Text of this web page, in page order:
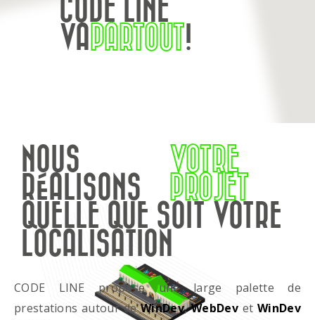
CODE LINE
VAPARTOUT!
NOUS
RÉALISONS
VOTRE
PROJET
QUELLE QUE SOIT VOTRE
LOCALISATION
CODE LINE propose une large palette de
prestations autour deWinDev,WebDevet WinDev